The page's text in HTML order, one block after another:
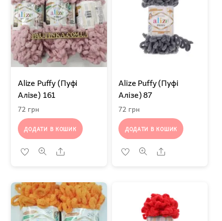
Alize Puffy (Пуфі
Алізе) 161
72 грн
ДОДАТИ В КОШИК
Share
Alize Puffy (Пуфі
Алізе) 87
72 грн
ДОДАТИ В КОШИК
Share